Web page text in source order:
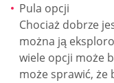
Pula opcji
Chociaż dobrze
można ją
wiele opcji może
może sprawić, że